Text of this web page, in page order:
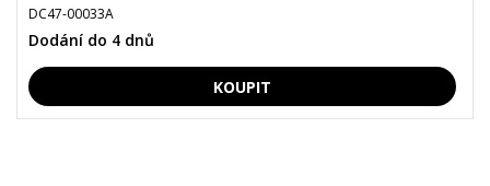
DC47-00033A
Dodání do 4 dnů